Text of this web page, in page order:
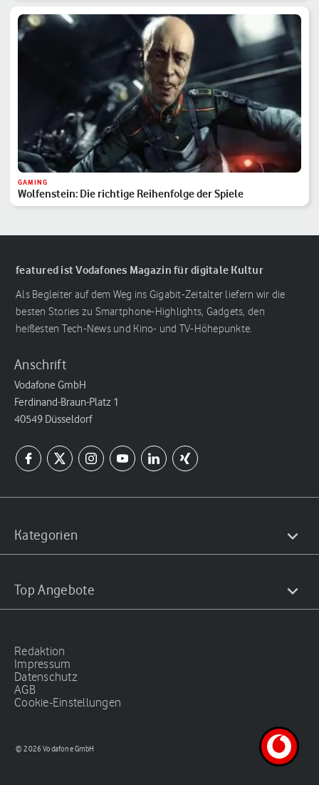
GAMING
Wolfenstein: Die richtige Reihenfolge der Spiele
featured ist Vodafones Magazin für digitale Kultur
Als Begleiter auf dem Weg ins Gigabit-Zeitalter liefern wir die
besten Stories zu Smartphone-Highlights, Gadgets, den
heißesten Tech-News und Kino- und TV-Höhepunkte.
Anschrift
Vodafone GmbH
Ferdinand-Braun-Platz 1
40549 Düsseldorf
Kategorien
Top Angebote
Redaktion
Impressum
Datenschutz
AGB
Cookie-Einstellungen
© 2026 Vodafone GmbH